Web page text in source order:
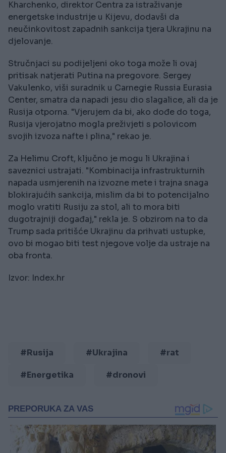
Kharchenko, direktor Centra za istraživanje
energetske industrije u Kijevu, dodavši da
neučinkovitost zapadnih sankcija tjera Ukrajinu na
djelovanje.
Stručnjaci su podijeljeni oko toga može li ovaj
pritisak natjerati Putina na pregovore. Sergey
Vakulenko, viši suradnik u Carnegie Russia Eurasia
Center, smatra da napadi jesu dio slagalice, ali da je
Rusija otporna. "Vjerujem da bi, ako dođe do toga,
Rusija vjerojatno mogla preživjeti s polovicom
svojih izvoza nafte i plina," rekao je.
Za Helimu Croft, ključno je mogu li Ukrajina i
saveznici ustrajati. "Kombinacija infrastrukturnih
napada usmjerenih na izvozne mete i trajna snaga
blokirajućih sankcija, mislim da bi to potencijalno
moglo vratiti Rusiju za stol, ali to mora biti
dugotrajniji događaj," rekla je. S obzirom na to da
Trump sada pritišće Ukrajinu da prihvati ustupke,
ovo bi mogao biti test njegove volje da ustraje na
oba fronta.
Izvor: Index.hr
#Rusija #Ukrajina #rat
#Energetika #dronovi